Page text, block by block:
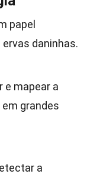
papel
daninhas.
e mapear a
grandes
a